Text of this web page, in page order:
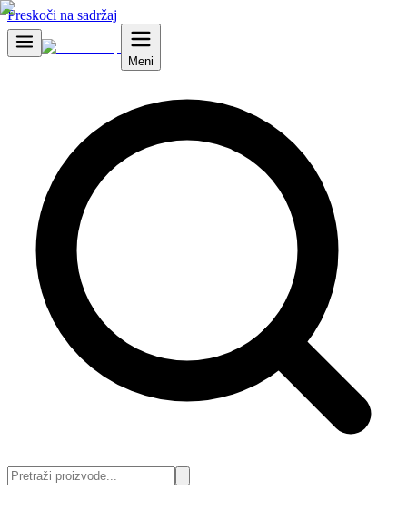
Preskoči na sadržaj
Meni